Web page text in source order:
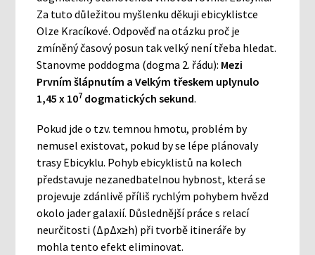
Za tuto důležitou myšlenku děkuji ebicyklistce
Olze Kracíkové. Odpověď na otázku proč je
zmíněný časový posun tak velký není třeba hledat.
Stanovme poddogma (dogma 2. řádu): Mezi
Prvním šlápnutím a Velkým třeskem uplynulo
1,45 x 107 dogmatických sekund.
Pokud jde o tzv. temnou hmotu, problém by
nemusel existovat, pokud by se lépe plánovaly
trasy Ebicyklu. Pohyb ebicyklistů na kolech
představuje nezanedbatelnou hybnost, která se
projevuje zdánlivě příliš rychlým pohybem hvězd
okolo jader galaxií. Důslednější práce s relací
neurčitosti (ΔpΔx≥h) při tvorbě itineráře by
mohla tento efekt eliminovat.